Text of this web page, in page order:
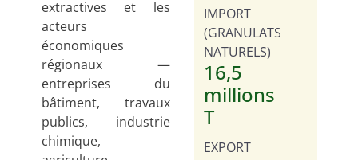
extractives et les
acteurs
économiques
régionaux —
entreprises du
bâtiment, travaux
publics, industrie
chimique,
IMPORT
(GRANULATS
NATURELS)
16,5
millions
T
EXPORT